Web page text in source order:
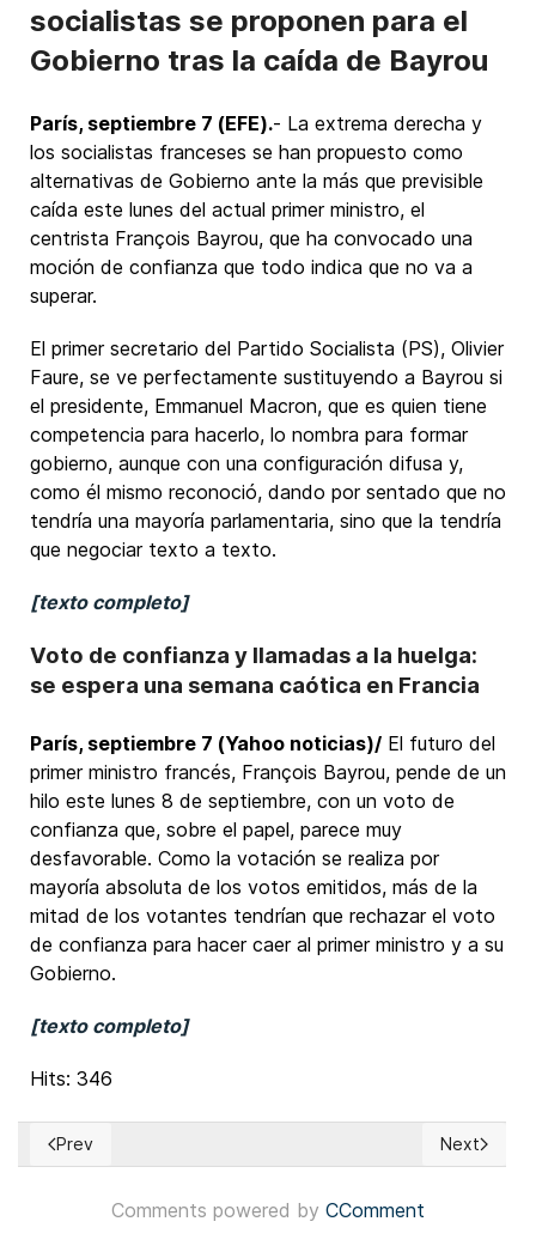
socialistas se proponen para el
Gobierno tras la caída de Bayrou
París, septiembre 7 (EFE).- La extrema derecha y
los socialistas franceses se han propuesto como
alternativas de Gobierno ante la más que previsible
caída este lunes del actual primer ministro, el
centrista François Bayrou, que ha convocado una
moción de confianza que todo indica que no va a
superar.
El primer secretario del Partido Socialista (PS), Olivier
Faure, se ve perfectamente sustituyendo a Bayrou si
el presidente, Emmanuel Macron, que es quien tiene
competencia para hacerlo, lo nombra para formar
gobierno, aunque con una configuración difusa y,
como él mismo reconoció, dando por sentado que no
tendría una mayoría parlamentaria, sino que la tendría
que negociar texto a texto.
[texto completo]
Voto de confianza y llamadas a la huelga:
se espera una semana caótica en Francia
París, septiembre 7 (Yahoo noticias)/ El futuro del
primer ministro francés, François Bayrou, pende de un
hilo este lunes 8 de septiembre, con un voto de
confianza que, sobre el papel, parece muy
desfavorable. Como la votación se realiza por
mayoría absoluta de los votos emitidos, más de la
mitad de los votantes tendrían que rechazar el voto
de confianza para hacer caer al primer ministro y a su
Gobierno.
[texto completo]
Hits: 346
Previous article: EUA: Multimillonario que respalda a
Prev Next
Next
Comments powered by CComment